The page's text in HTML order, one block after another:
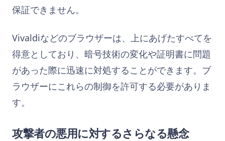
保証できません。
Vivaldiなどのブラウザーは、上にあげたすべてを
得意としており、暗号技術の変化や証明書に問題
があった際に迅速に対処することができます。ブ
ラウザーにこれらの制御を許可する必要がありま
す。
攻撃者の悪用に対するさらなる懸念